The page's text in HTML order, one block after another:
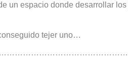
un espacio donde desarrollar
tejer uno…